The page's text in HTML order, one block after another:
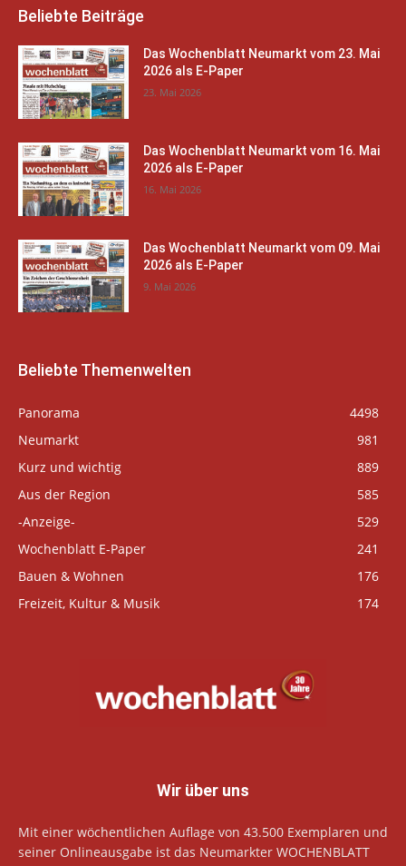
Beliebte Beiträge
Das Wochenblatt Neumarkt vom 23. Mai
2026 als E-Paper
23. Mai 2026
Das Wochenblatt Neumarkt vom 16. Mai
2026 als E-Paper
16. Mai 2026
Das Wochenblatt Neumarkt vom 09. Mai
2026 als E-Paper
9. Mai 2026
Beliebte Themenwelten
Panorama
4498
Neumarkt
981
Kurz und wichtig
889
Aus der Region
585
-Anzeige-
529
Wochenblatt E-Paper
241
Bauen & Wohnen
176
Freizeit, Kultur & Musik
174
Wir über uns
Mit einer wöchentlichen Auflage von 43.500 Exemplaren und
seiner Onlineausgabe ist das Neumarkter WOCHENBLATT